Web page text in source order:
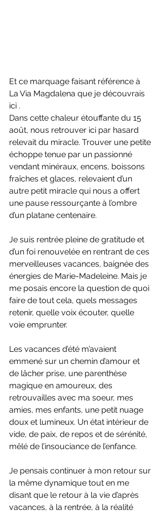
Et ce marquage faisant référence à
La Via Magdalena que je découvrais
ici .
Dans cette chaleur étouffante du 15
août, nous retrouver ici par hasard
relevait du miracle. Trouver une petite
échoppe tenue par un passionné
vendant minéraux, encens, boissons
fraîches et glaces, relevaient d’un
autre petit miracle qui nous a offert
une pause ressourçante à l’ombre
d’un platane centenaire.
Je suis rentrée pleine de gratitude et
d’un foi renouvelée en rentrant de ces
merveilleuses vacances, baignée des
énergies de Marie-Madeleine. Mais je
me posais encore la question de quoi
faire de tout cela, quels messages
retenir, quelle voix écouter, quelle
voie emprunter.
Les vacances d’été m’avaient
emmené sur un chemin d’amour et
de lâcher prise, une parenthèse
magique en amoureux, des
retrouvailles avec ma soeur, mes
amies, mes enfants, une petit nuage
doux et lumineux. Un état intérieur de
vide, de paix, de repos et de sérénité,
mêlé de l’insouciance de l’enfance.
Je pensais continuer à mon retour sur
la même dynamique tout en me
disant que le retour à la vie d’après
vacances, à la rentrée, à la réalité